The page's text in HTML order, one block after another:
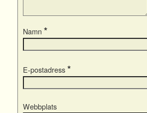
Namn *
E-postadress *
Webbplats